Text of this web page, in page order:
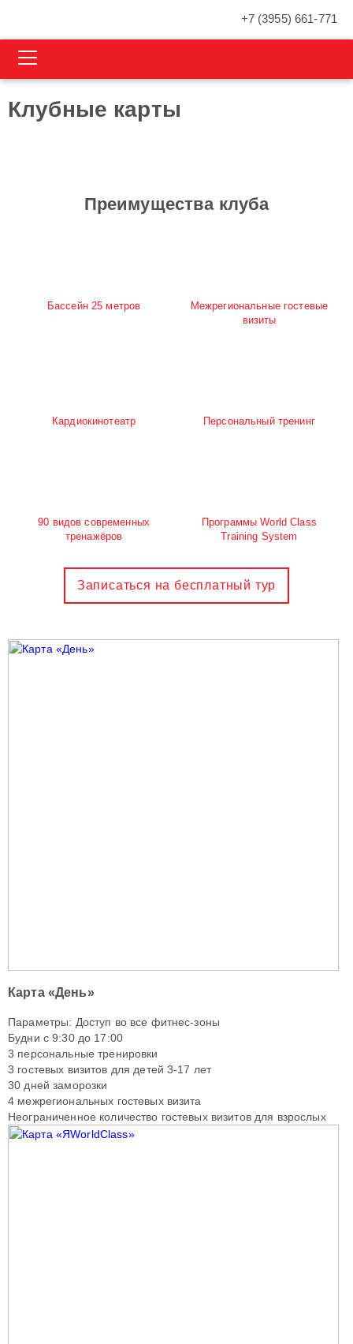
+7 (3955) 661-771
Клубные карты
Преимущества клуба
Бассейн 25 метров
Межрегиональные гостевые
визиты
Кардиокинотеатр Персональный тренинг
90 видов современных
тренажёров
Программы World Class
Training System
Записаться на бесплатный тур
Карта «День»
Параметры: Доступ во все фитнес-зоны
Будни с 9:30 до 17:00
3 персональные тренировки
3 гостевых визитов для детей 3-17 лет
30 дней заморозки
4 межрегиональных гостевых визита
Неограниченное количество гостевых визитов для взрослых